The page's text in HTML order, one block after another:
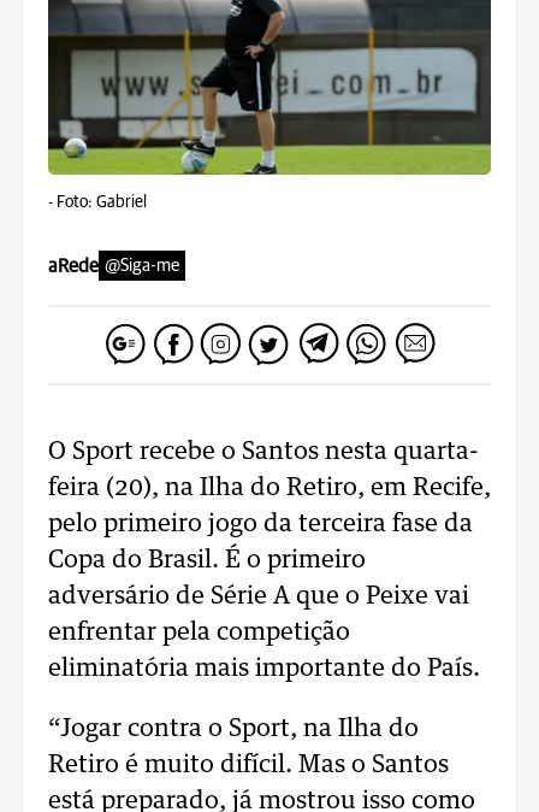
- Foto: Gabriel
aRede @Siga-me
O Sport recebe o Santos nesta quarta-
feira (20), na Ilha do Retiro, em Recife,
pelo primeiro jogo da terceira fase da
Copa do Brasil. É o primeiro
adversário de Série A que o Peixe vai
enfrentar pela competição
eliminatória mais importante do País.
“Jogar contra o Sport, na Ilha do
Retiro é muito difícil. Mas o Santos
está preparado, já mostrou isso como